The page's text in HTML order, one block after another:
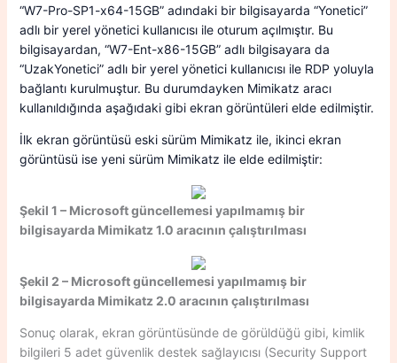
“W7-Pro-SP1-x64-15GB” adındaki bir bilgisayarda “Yonetici”
adlı bir yerel yönetici kullanıcısı ile oturum açılmıştır. Bu
bilgisayardan, “W7-Ent-x86-15GB” adlı bilgisayara da
“UzakYonetici” adlı bir yerel yönetici kullanıcısı ile RDP yoluyla
bağlantı kurulmuştur. Bu durumdayken Mimikatz aracı
kullanıldığında aşağıdaki gibi ekran görüntüleri elde edilmiştir.
İlk ekran görüntüsü eski sürüm Mimikatz ile, ikinci ekran
görüntüsü ise yeni sürüm Mimikatz ile elde edilmiştir:
Şekil 1 – Microsoft güncellemesi yapılmamış bir
bilgisayarda Mimikatz 1.0 aracının çalıştırılması
Şekil 2 – Microsoft güncellemesi yapılmamış bir
bilgisayarda Mimikatz 2.0 aracının çalıştırılması
Sonuç olarak, ekran görüntüsünde de görüldüğü gibi, kimlik
bilgileri 5 adet güvenlik destek sağlayıcısı (Security Support